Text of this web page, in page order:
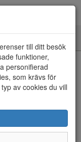
PC45
till ditt besök
funktioner,
personifierad
som krävs för
av cookies du vill